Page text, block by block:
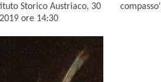
Storico Austriaco, 30
ore 14:30